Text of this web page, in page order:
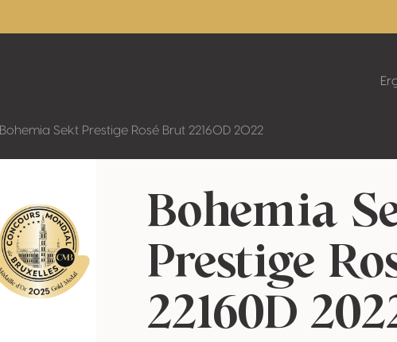
Bohemia Sekt Prestige Rosé Brut 22160D 2022
Bohemia
Prestige
22160D